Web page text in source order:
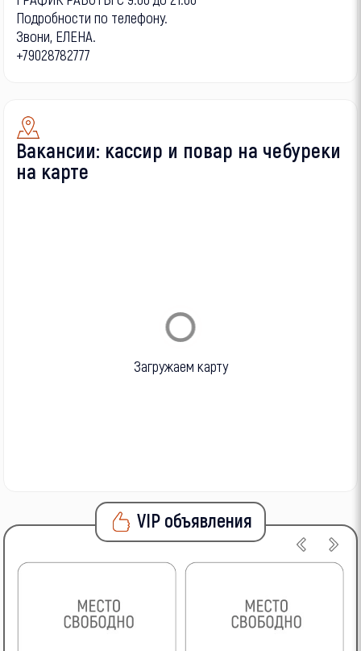
Подробности по телефону.
Звони, ЕЛЕНА.
+79028782777
Вакансии: кассир и повар на чебуреки
на карте
Загружаем карту
VIP объявления